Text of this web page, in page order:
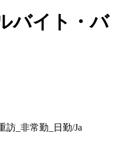
バイト・バ
訪_非常勤_日勤/Ja